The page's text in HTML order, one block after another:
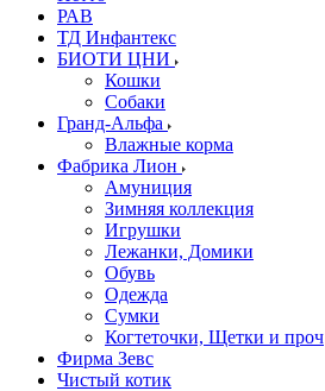
РАВ
ТД Инфантекс
БИОТИ ЦНИ
Кошки
Собаки
Гранд-Альфа
Влажные корма
Фабрика Лион
Амуниция
Зимняя коллекция
Игрушки
Лежанки, Домики
Обувь
Одежда
Сумки
Когтеточки, Щетки и проч
Фирма Зевс
Чистый котик